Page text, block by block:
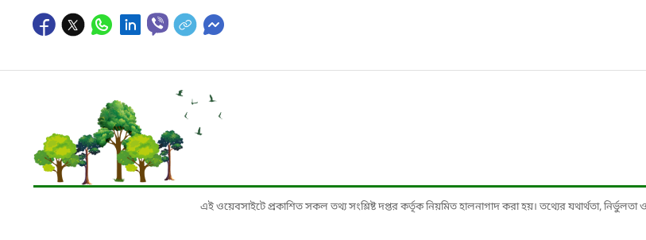
এই ওয়েবসাইটে প্রকাশিত সকল তথ্য সংশ্লিষ্ট দপ্তর কর্তৃক নিয়মিত হালনাগাদ করা হয়। তথ্যের যথার্থতা, নির্ভুলতা ও